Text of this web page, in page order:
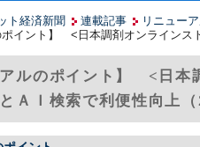
ト経済新聞 連載記事
リニュー
ポイント】 <日本調剤オンライン
アルのポイント】 <日
ＡＩ検索で利便性向上